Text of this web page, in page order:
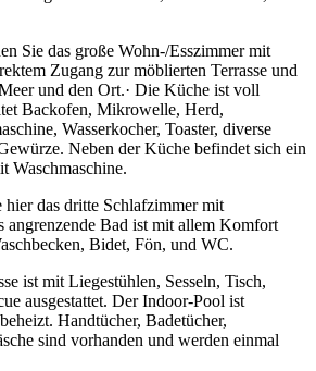
Sie das große Wohn-/Esszimmer mit
Zugang zur möblierten Terrasse und
und den Ort.· Die Küche ist voll
Backofen, Mikrowelle, Herd,
Wasserkocher, Toaster, diverse
Neben der Küche befindet sich ein
Waschmaschine.
das dritte Schlafzimmer mit
angrenzende Bad ist mit allem Komfort
Bidet, Fön, und WC.
ist mit Liegestühlen, Sesseln, Tisch,
ausgestattet. Der Indoor-Pool ist
Handtücher, Badetücher,
sind vorhanden und werden einmal